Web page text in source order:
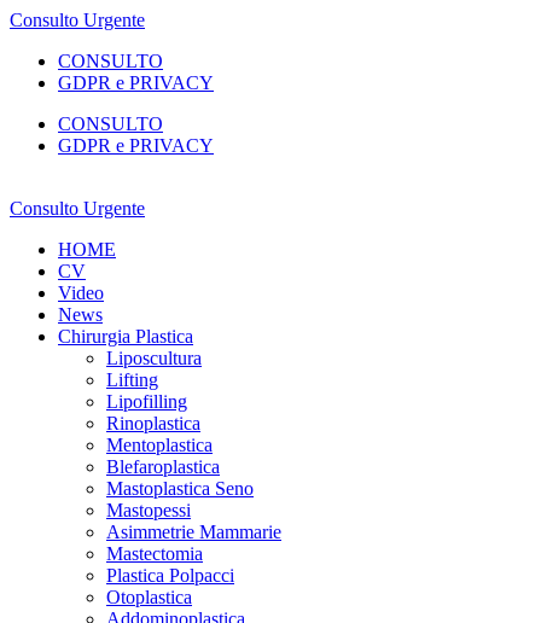
Consulto Urgente
CONSULTO
GDPR e PRIVACY
CONSULTO
GDPR e PRIVACY
Consulto Urgente
HOME
CV
Video
News
Chirurgia Plastica
Liposcultura
Lifting
Lipofilling
Rinoplastica
Mentoplastica
Blefaroplastica
Mastoplastica Seno
Mastopessi
Asimmetrie Mammarie
Mastectomia
Plastica Polpacci
Otoplastica
Addominoplastica